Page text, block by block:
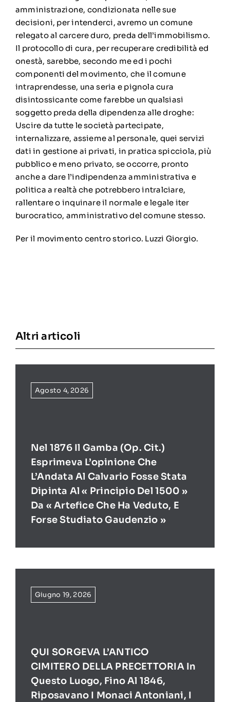
amministrazione, condizionata nelle sue
decisioni, per intenderci, avremo un comune
relegato al carcere duro, preda dell’immobilismo.
Il protocollo di cura, per recuperare credibilità ed
onestà, sarebbe, secondo me ed i pochi
componenti del movimento, che il comune
intraprendesse, una seria e pignola cura
disintossicante come farebbe un qualsiasi
soggetto preda della dipendenza alle droghe:
Uscire da tutte le società partecipate,
internalizzare, assieme al personale, quei servizi
dati in gestione ai privati, in pratica spicciola, più
pubblico e meno privato, se occorre, pronto
anche a dare l’indipendenza amministrativa e
politica a realtà che potrebbero intralciare,
rallentare o inquinare il normale e legale iter
burocratico, amministrativo del comune stesso.
Per il movimento centro storico. Luzzi Giorgio.
Altri articoli
Agosto 4, 2026
Nel 1876 Il Gamba (op. Cit.)
Esprimeva L’opinione Che
L’Andata Al Calvario Fosse Stata
Dipinta Al « Principio Del 1500 »
Da « Artefice Che Ha Veduto, E
Forse Studiato Gaudenzio »
Giugno 19, 2026
QUI SORGEVA L’ANTICO
CIMITERO DELLA PRECETTORIA In
Questo Luogo, Fino Al 1846,
Riposavano I Monaci Antoniani, I